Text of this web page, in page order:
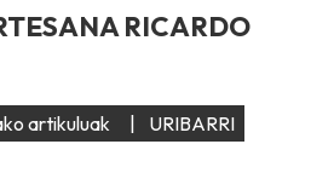
RICARDO
artikuluak | URIBARRI